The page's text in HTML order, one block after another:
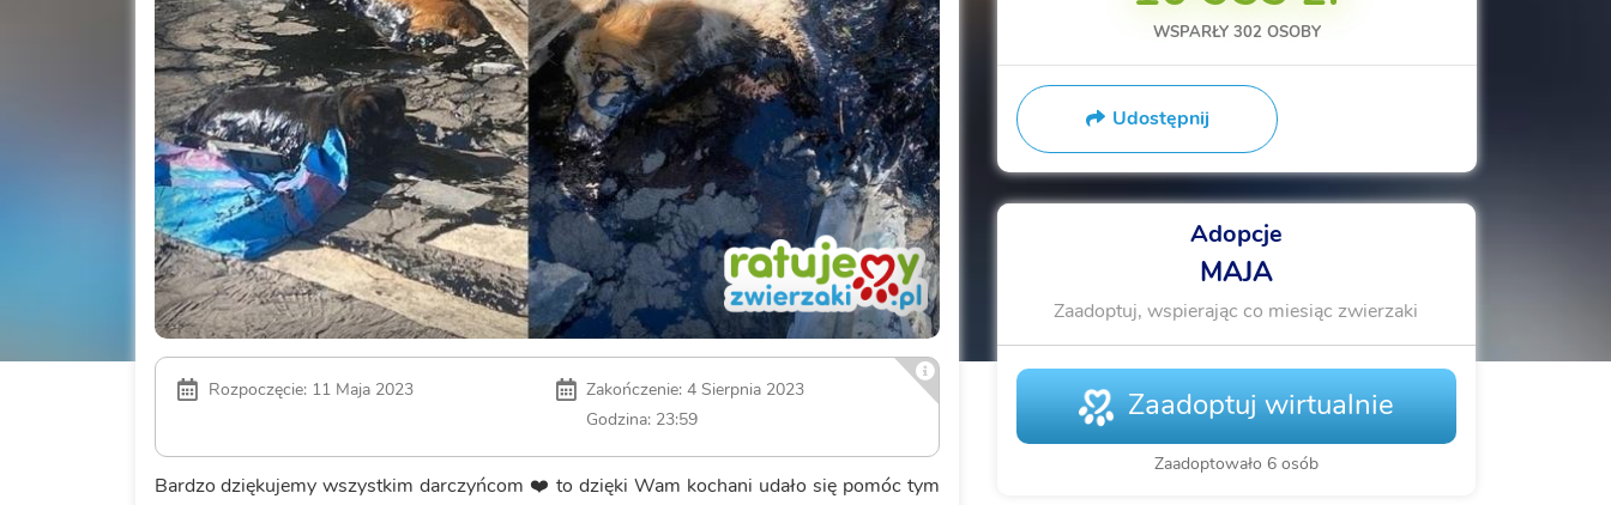
Rozpoczęcie: 11 Maja 2023
Zakończenie: 4 Sierpnia 2023
Godzina: 23:59
Bardzo dziękujemy wszystkim darczyńcom ❤️ to dzięki Wam kochani udało się pomóc tym
WSPARŁY 302 OSOBY
Udostępnij
Adopcje
MAJA
Zaadoptuj, wspierając co miesiąc zwierzaki
Zaadoptuj wirtualnie
Zaadoptowało 6 osób